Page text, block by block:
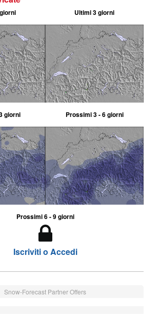
Ultimi 3 giorni
giorni Prossimi 3 - 6 giorni
Prossimi 6 - 9 giorni
Iscriviti o Accedi
Snow-Forecast Partner Offers